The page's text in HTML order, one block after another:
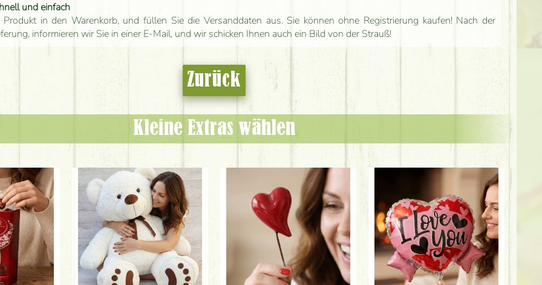
und einfach
in den Warenkorb, und füllen Sie die Versanddaten aus. Sie können ohne Registrierung kaufen! Nach der
informieren wir Sie in einer E-Mail, und wir schicken Ihnen auch ein Bild von der Strauß!
Zurück
Kleine Extras wählen